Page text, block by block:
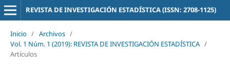
REVISTA DE INVESTIGACIÓN ESTADÍSTICA (ISSN: 2708-1125)
Inicio / Archivos /
Vol. 1 Núm. 1 (2019): REVISTA DE INVESTIGACIÓN ESTADÍSTICA /
Artículos